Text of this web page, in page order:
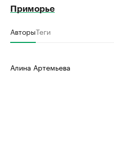
Приморье
АвторыТеги
Алина Артемьева